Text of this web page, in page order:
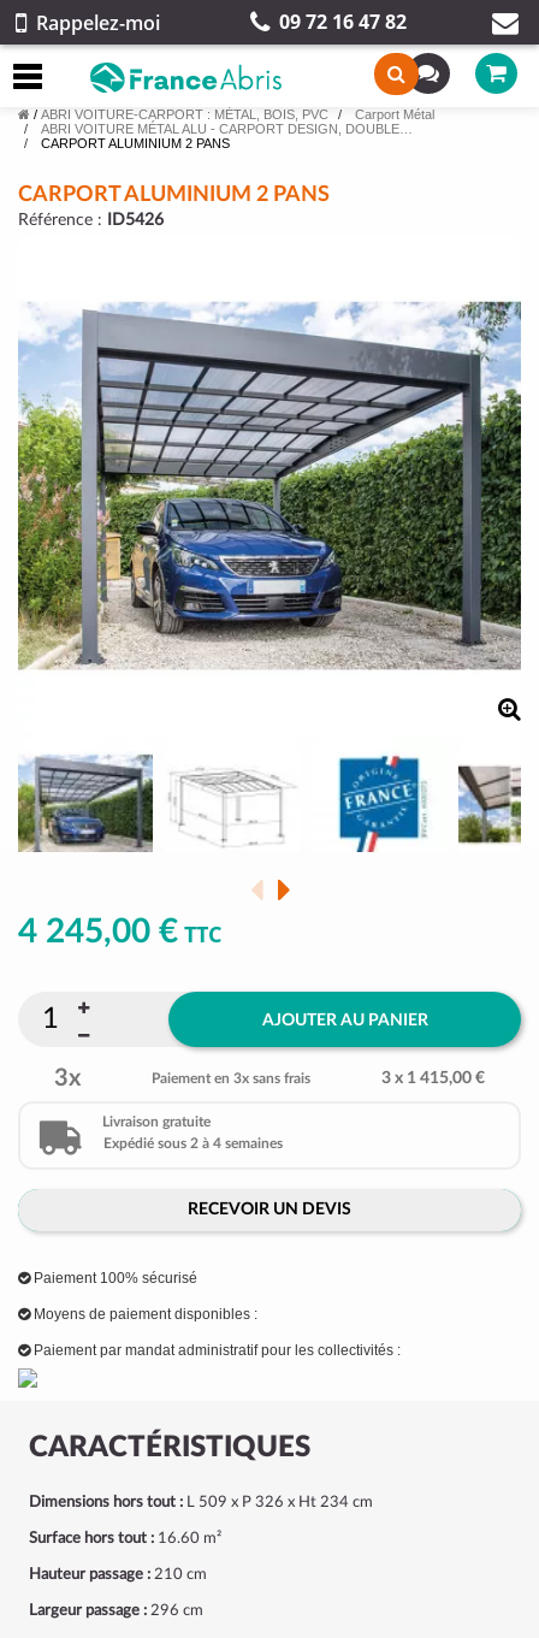
Rappelez-moi 09 72 16 47 82
/ ABRI VOITURE-CARPORT : MÉTAL, BOIS, PVC
Carport Métal
ABRI VOITURE MÉTAL ALU - CARPORT DESIGN, DOUBLE…
CARPORT ALUMINIUM 2 PANS
CARPORT ALUMINIUM 2 PANS
Référence : ID5426
CARACTÉRISTIQUES
Dimensions hors tout : L 509 x P 326 x Ht 234 cm
Surface hors tout : 16.60 m²
Hauteur passage : 210 cm
Largeur passage : 296 cm
4 245,00 € TTC
AJOUTER AU PANIER
3x Paiement en 3x sans frais 3 x 1 415,00 €
Livraison gratuite
Expédié sous 2 à 4 semaines
RECEVOIR UN DEVIS
Paiement 100% sécurisé
Moyens de paiement disponibles :
Paiement par mandat administratif pour les collectivités :